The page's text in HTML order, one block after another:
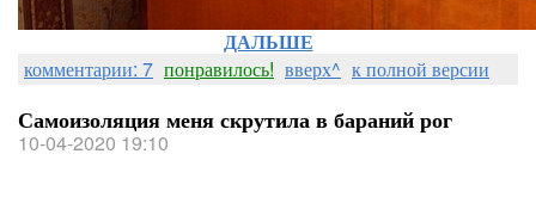
ДАЛЬШЕ
комментарии: 7 понравилось! вверх^ к полной версии
Самоизоляция меня скрутила в бараний рог
10-04-2020 19:10